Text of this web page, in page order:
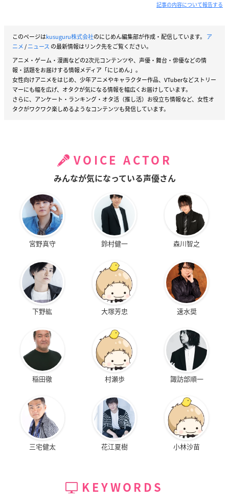
記事の内容について報告する
このページはkusuguru株式会社のにじめん編集部が作成・配信しています。 ア
ニメ/ニュース の最新情報はリンク先をご覧ください。
アニメ・ゲーム・漫画などの2次元コンテンツや、声優・舞台・俳優などの情
報・話題をお届けする情報メディア「にじめん」。
女性向けアニメをはじめ、少年アニメやキャラクター作品、VTuberなどストリー
マーにも幅を広げ、オタクが気になる情報を幅広くお届けしています。
さらに、アンケート・ランキング・オタ活（推し活）お役立ち情報など、女性オ
タクがワクワク楽しめるようなコンテンツも発信しています。
VOICE ACTOR
みんなが気になっている声優さん
宮野真守 鈴村健一 森川智之
下野紘 大塚芳忠 速水奨
稲田徹 村瀬歩 諏訪部順一
三宅健太 花江夏樹 小林沙苗
KEYWORDS